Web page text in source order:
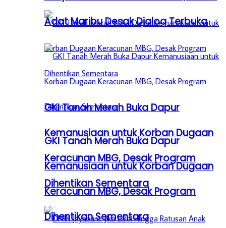
GKI Tanah Merah Buka Dapur
Kemanusiaan untuk Korban Dugaan
Keracunan MBG, Desak Program
Dihentikan Sementara
Adat Maribu Desak Dialog Terbuka
GKI Tanah Merah Buka Dapur
Kemanusiaan untuk Korban Dugaan
Keracunan MBG, Desak Program
Dihentikan Sementara